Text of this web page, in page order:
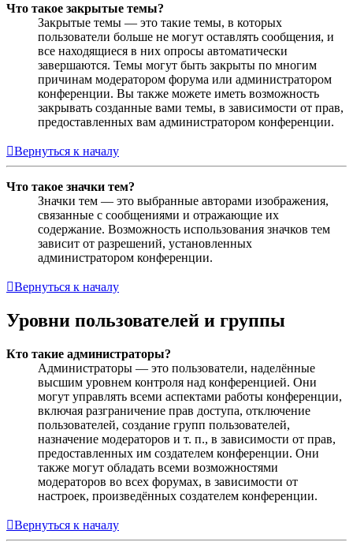
Что такое закрытые темы?
Закрытые темы — это такие темы, в которых
пользователи больше не могут оставлять сообщения, и
все находящиеся в них опросы автоматически
завершаются. Темы могут быть закрыты по многим
причинам модератором форума или администратором
конференции. Вы также можете иметь возможность
закрывать созданные вами темы, в зависимости от прав,
предоставленных вам администратором конференции.
Вернуться к началу
Что такое значки тем?
Значки тем — это выбранные авторами изображения,
связанные с сообщениями и отражающие их
содержание. Возможность использования значков тем
зависит от разрешений, установленных
администратором конференции.
Вернуться к началу
Уровни пользователей и группы
Кто такие администраторы?
Администраторы — это пользователи, наделённые
высшим уровнем контроля над конференцией. Они
могут управлять всеми аспектами работы конференции,
включая разграничение прав доступа, отключение
пользователей, создание групп пользователей,
назначение модераторов и т. п., в зависимости от прав,
предоставленных им создателем конференции. Они
также могут обладать всеми возможностями
модераторов во всех форумах, в зависимости от
настроек, произведённых создателем конференции.
Вернуться к началу